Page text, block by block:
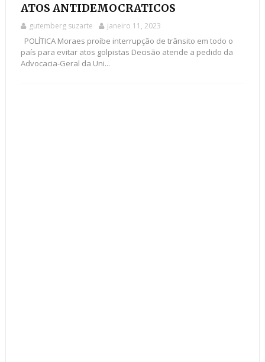
ATOS ANTIDEMOCRATICOS
gutemberg suzarte janeiro 11, 2023
POLÍTICA Moraes proíbe interrupção de trânsito em todo o
país para evitar atos golpistas Decisão atende a pedido da
Advocacia-Geral da Uni...